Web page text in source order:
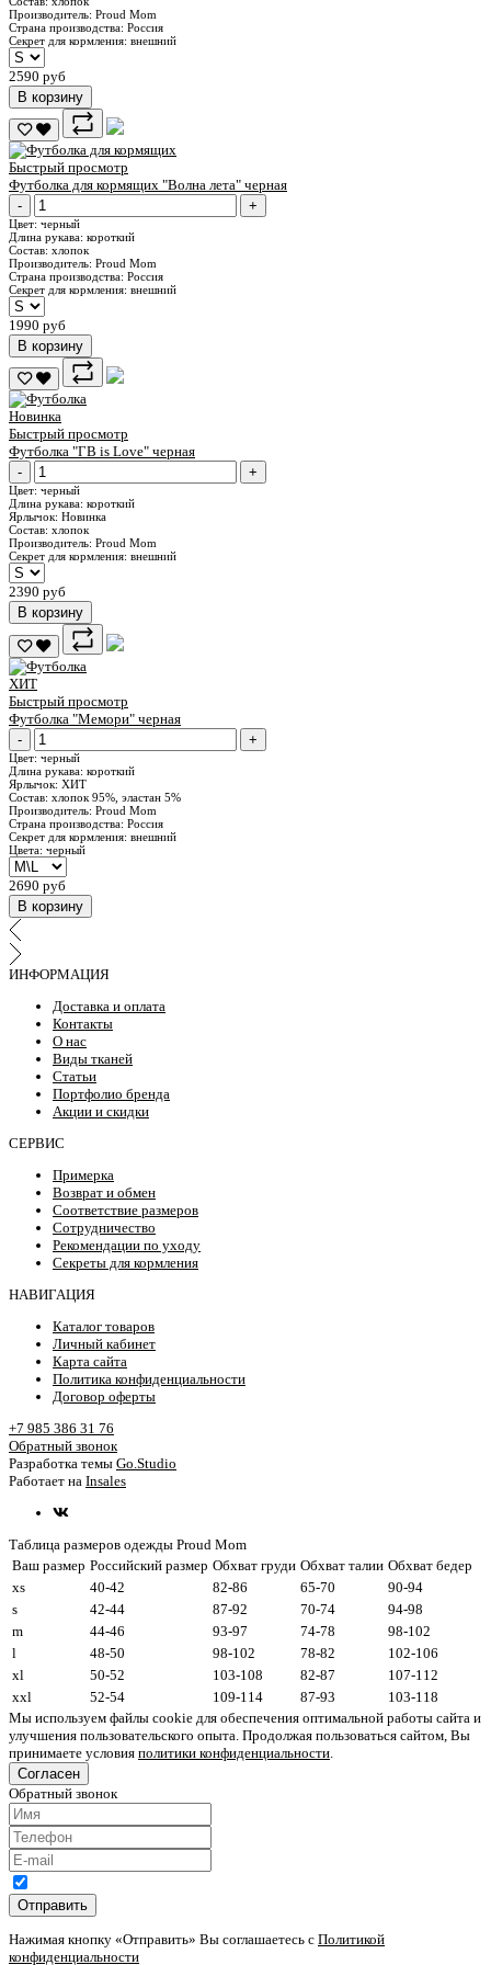
Производитель: Proud Mom
Страна производства: Россия
Секрет для кормления: внешний
2590 руб
В корзину
Быстрый просмотр
Футболка для кормящих "Волна лета" черная
-
+
Цвет: черный
Длина рукава: короткий
Состав: хлопок
Производитель: Proud Mom
Страна производства: Россия
Секрет для кормления: внешний
1990 руб
В корзину
Новинка
Быстрый просмотр
Футболка "ГВ is Love" черная
-
+
Цвет: черный
Длина рукава: короткий
Ярлычок: Новинка
Состав: хлопок
Производитель: Proud Mom
Секрет для кормления: внешний
2390 руб
В корзину
ХИТ
Быстрый просмотр
Футболка "Мемори" черная
-
+
Цвет: черный
Длина рукава: короткий
Ярлычок: ХИТ
Состав: хлопок 95%, эластан 5%
Производитель: Proud Mom
Страна производства: Россия
Секрет для кормления: внешний
Цвета: черный
2690 руб
В корзину
ИНФОРМАЦИЯ
Доставка и оплата
Контакты
О нас
Виды тканей
Статьи
Портфолио бренда
Акции и скидки
СЕРВИС
Примерка
Возврат и обмен
Соответствие размеров
Сотрудничество
Рекомендации по уходу
Секреты для кормления
НАВИГАЦИЯ
Каталог товаров
Личный кабинет
Карта сайта
Политика конфиденциальности
Договор оферты
+7 985 386 31 76
Обратный звонок
Разработка темы Go.Studio
Работает на Insales
Таблица размеров одежды Proud Mom
Ваш размер Российский размер Обхват груди Обхват талии Обхват бедер
xs
40-42 82-86 65-70
90-94
s
42-44 87-92 70-74
94-98
m
44-46 93-97 74-78
98-102
l
48-50 98-102 78-82
102-106
xl
50-52 103-108 82-87
107-112
xxl
52-54 109-114 87-93
103-118
Мы используем файлы cookie для обеспечения оптимальной работы сайта и
улучшения пользовательского опыта. Продолжая пользоваться сайтом, Вы
принимаете условия политики конфиденциальности
Согласен
Обратный звонок
Отправить
Нажимая кнопку «Отправить» Вы соглашаетесь с Политикой
конфиденциальности